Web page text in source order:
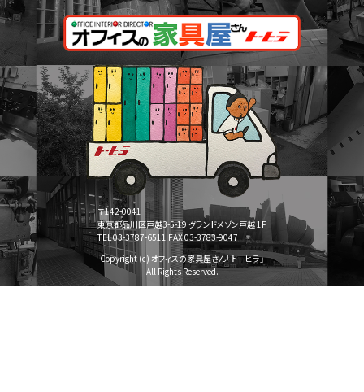
〒142-0041
東京都品川区戸越3-5-19 グランドメゾン戸越 1F
TEL 03-3787-6511 FAX 03-3783-9047
Copyright (c) オフィスの家具屋さん「トーヒラ」
All Rights Reserved.